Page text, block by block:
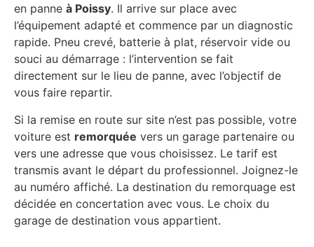
en panne à Poissy. Il arrive sur place avec
l’équipement adapté et commence par un diagnostic
rapide. Pneu crevé, batterie à plat, réservoir vide ou
souci au démarrage : l’intervention se fait
directement sur le lieu de panne, avec l’objectif de
vous faire repartir.
Si la remise en route sur site n’est pas possible, votre
voiture est remorquée vers un garage partenaire ou
vers une adresse que vous choisissez. Le tarif est
transmis avant le départ du professionnel. Joignez-le
au numéro affiché. La destination du remorquage est
décidée en concertation avec vous. Le choix du
garage de destination vous appartient.